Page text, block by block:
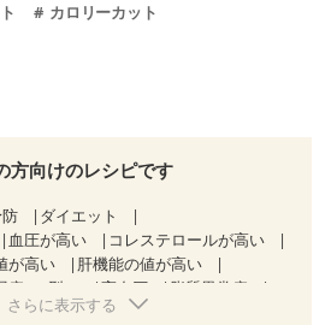
カロリーカット
方向けのレシピです
ダイエット
血圧が高い
コレステロールが高い
が高い
肝機能の値が高い
病（2型） 高血圧
脂質異常症
狭心症 心筋梗塞
さらに表示する